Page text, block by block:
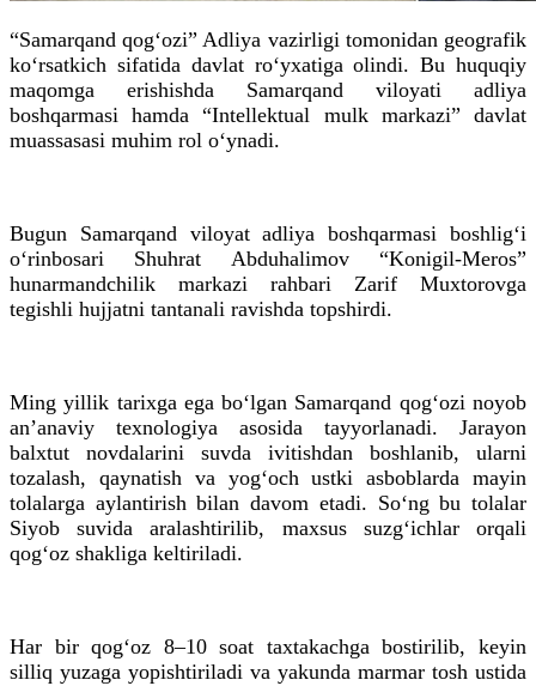
“Samarqand qog‘ozi” Adliya vazirligi tomonidan geografik
ko‘rsatkich sifatida davlat ro‘yxatiga olindi. Bu huquqiy
maqomga erishishda Samarqand viloyati adliya
boshqarmasi hamda “Intellektual mulk markazi” davlat
muassasasi muhim rol o‘ynadi.
Bugun Samarqand viloyat adliya boshqarmasi boshlig‘i
o‘rinbosari Shuhrat Abduhalimov “Konigil-Meros”
hunarmandchilik markazi rahbari Zarif Muxtorovga
tegishli hujjatni tantanali ravishda topshirdi.
Ming yillik tarixga ega bo‘lgan Samarqand qog‘ozi noyob
an’anaviy texnologiya asosida tayyorlanadi. Jarayon
balxtut novdalarini suvda ivitishdan boshlanib, ularni
tozalash, qaynatish va yog‘och ustki asboblarda mayin
tolalarga aylantirish bilan davom etadi. So‘ng bu tolalar
Siyob suvida aralashtirilib, maxsus suzg‘ichlar orqali
qog‘oz shakliga keltiriladi.
Har bir qog‘oz 8–10 soat taxtakachga bostirilib, keyin
silliq yuzaga yopishtiriladi va yakunda marmar tosh ustida